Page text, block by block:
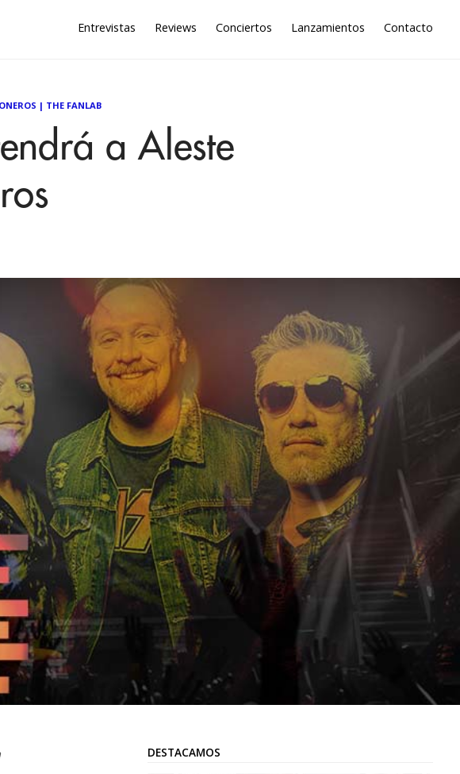
Entrevistas Reviews Conciertos Lanzamientos Contacto
| THE FANLAB
a Aleste
DESTACAMOS